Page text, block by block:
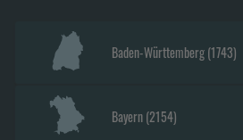
Baden-Württemberg(1743)
Bayern(2154)